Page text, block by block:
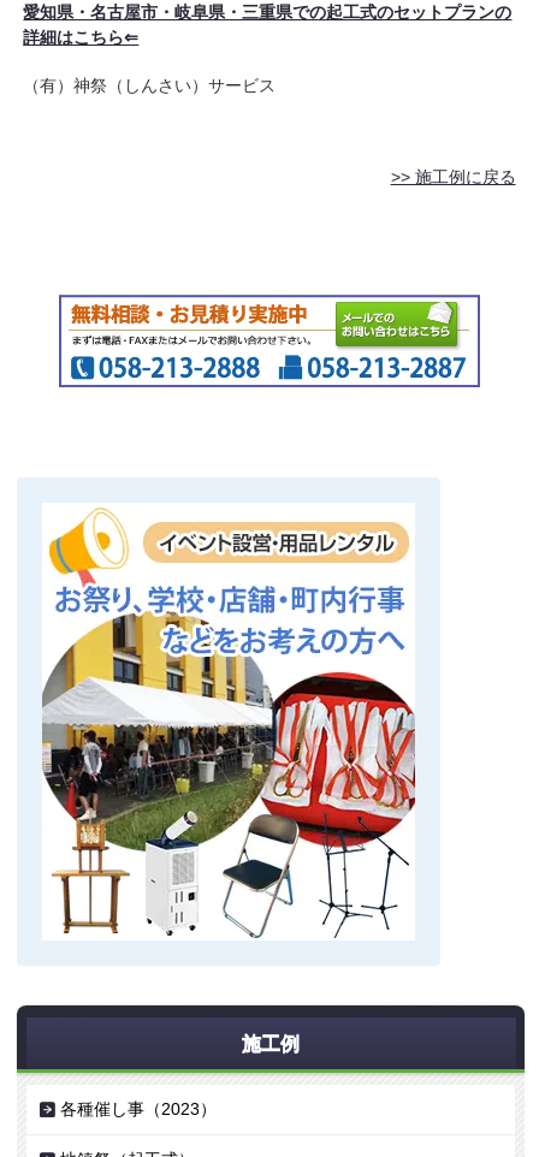
愛知県・名古屋市・岐阜県・三重県での起工式のセットプランの
詳細はこちら⇐
（有）神祭（しんさい）サービス
>> 施工例に戻る
施工例
各種催し事（2023）